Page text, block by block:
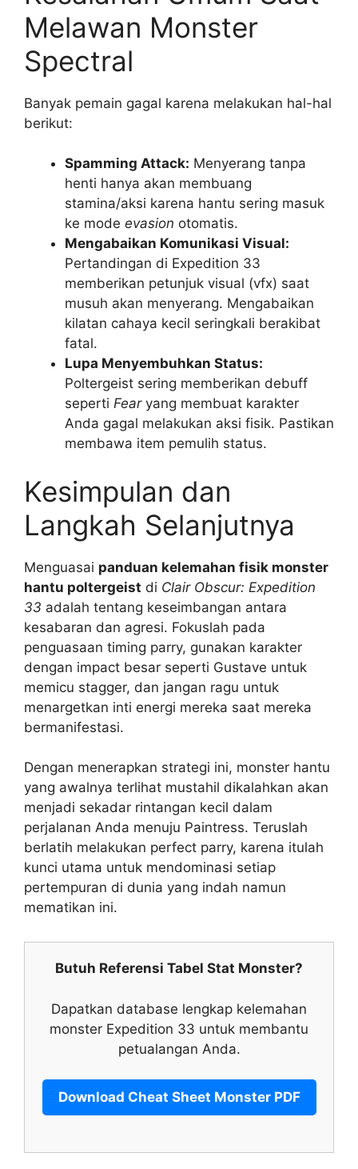
Melawan Monster
Spectral
Banyak pemain gagal karena melakukan hal-hal
berikut:
Spamming Attack: Menyerang tanpa
henti hanya akan membuang
stamina/aksi karena hantu sering masuk
ke mode evasion otomatis.
Mengabaikan Komunikasi Visual:
Pertandingan di Expedition 33
memberikan petunjuk visual (vfx) saat
musuh akan menyerang. Mengabaikan
kilatan cahaya kecil seringkali berakibat
fatal.
Lupa Menyembuhkan Status:
Poltergeist sering memberikan debuff
seperti Fearyang membuat karakter
Anda gagal melakukan aksi fisik. Pastikan
membawa item pemulih status.
Kesimpulan dan
Langkah Selanjutnya
Menguasai panduan kelemahan fisik monster
hantu poltergeist di Clair Obscur: Expedition
33 adalah tentang keseimbangan antara
kesabaran dan agresi. Fokuslah pada
penguasaan timing parry, gunakan karakter
dengan impact besar seperti Gustave untuk
memicu stagger, dan jangan ragu untuk
menargetkan inti energi mereka saat mereka
bermanifestasi.
Dengan menerapkan strategi ini, monster hantu
yang awalnya terlihat mustahil dikalahkan akan
menjadi sekadar rintangan kecil dalam
perjalanan Anda menuju Paintress. Teruslah
berlatih melakukan perfect parry, karena itulah
kunci utama untuk mendominasi setiap
pertempuran di dunia yang indah namun
mematikan ini.
Butuh Referensi Tabel Stat Monster?
Dapatkan database lengkap kelemahan
monster Expedition 33 untuk membantu
petualangan Anda.
Download Cheat Sheet Monster PDF